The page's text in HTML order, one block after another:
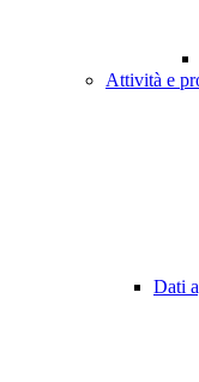
Attività e
Dati